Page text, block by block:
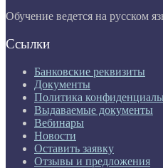
Обучение ведется на русском
Ссылки
Банковские реквизиты
Документы
Политика
Выдаваемые документы
Вебинары
Новости
Оставить заявку
Отзывы и предложения